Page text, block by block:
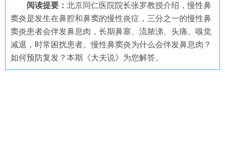
阅读提要： 北京同仁医院院长张罗教授介绍，慢性鼻
窦炎是发生在鼻腔和鼻窦的慢性炎症，三分之一的慢性鼻
窦炎患者会伴发鼻息肉，长期鼻塞、流脓涕、头痛、嗅觉
减退，时常困扰患者。慢性鼻窦炎为什么会伴发鼻息肉？
如何预防复发？本期《大夫说》为您解答。